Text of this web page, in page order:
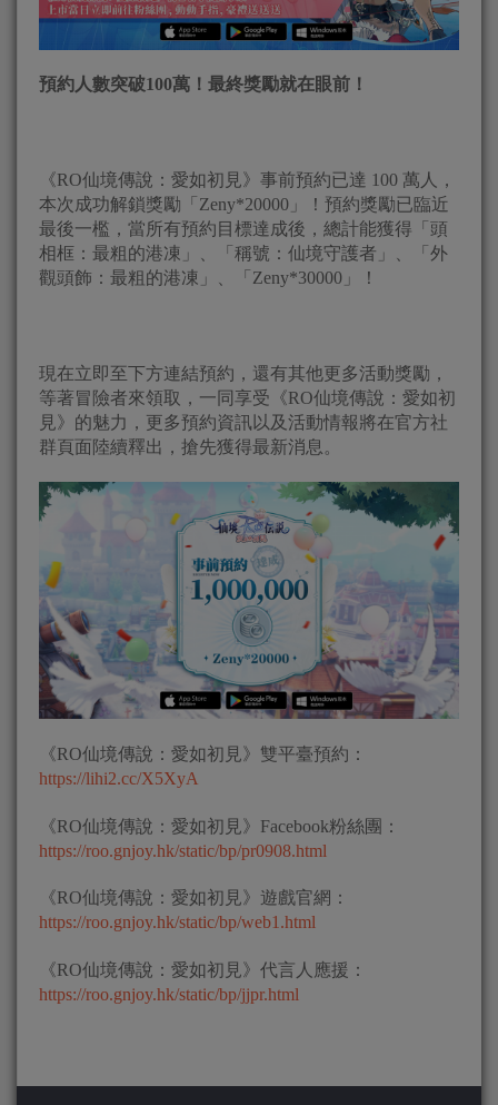
預約人數突破100萬！最終獎勵就在眼前！
《RO仙境傳說：愛如初見》事前預約已達 100 萬人，
本次成功解鎖獎勵「Zeny*20000」！預約獎勵已臨近
最後一檻，當所有預約目標達成後，總計能獲得「頭
相框：最粗的港凍」、「稱號：仙境守護者」、「外
觀頭飾：最粗的港凍」、「Zeny*30000」！
現在立即至下方連結預約，還有其他更多活動獎勵，
等著冒險者來領取，一同享受《RO仙境傳說：愛如初
見》的魅力，更多預約資訊以及活動情報將在官方社
群頁面陸續釋出，搶先獲得最新消息。
《RO仙境傳說：愛如初見》雙平臺預約：
https://lihi2.cc/X5XyA
《RO仙境傳說：愛如初見》Facebook粉絲團：
https://roo.gnjoy.hk/static/bp/pr0908.html
《RO仙境傳說：愛如初見》遊戲官網：
https://roo.gnjoy.hk/static/bp/web1.html
《RO仙境傳說：愛如初見》代言人應援：
https://roo.gnjoy.hk/static/bp/jjpr.html